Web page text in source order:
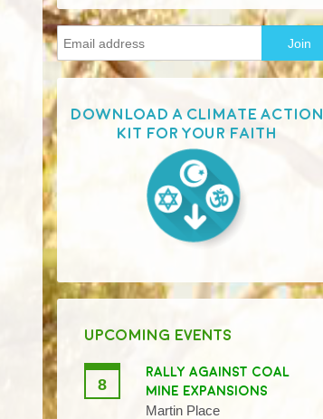
Download a Climate Action
Kit for your faith
UPCOMING EVENTS
8
RALLY AGAINST COAL
MINE EXPANSIONS
Martin Place